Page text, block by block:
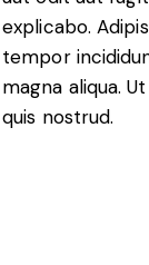
explicabo.
tempor
magna aliqua.
quis nostrud.